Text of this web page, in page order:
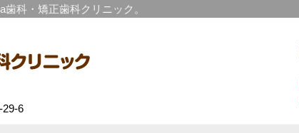
科・矯正歯科クリニック。
29-6